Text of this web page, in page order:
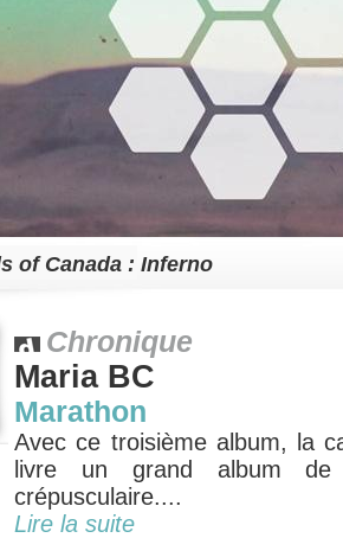
of Canada : Inferno
Chronique
Maria BC
Marathon
Avec ce troisième album, la
livre un grand album
crépusculaire....
Lire la suite